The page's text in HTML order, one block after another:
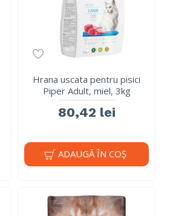
Hrana uscata pentru pisici
Piper Adult, miel, 3kg
80,42 lei
ADAUGĂ ÎN COŞ